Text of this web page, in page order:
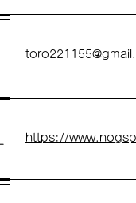
https://